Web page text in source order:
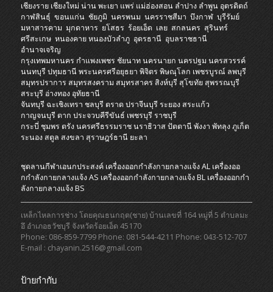
เชียงราย เชียงใหม่ น่านพะเยา แพร่ แม่ฮ่องสอน ลำปาง ลำพูน อุตรดิตถ์
กาฬสินธุ์ ขอนแก่น ชัยภูมิ นครพนม นครราชสีมา บึงกาฬ บุรีรัมย์
มหาสารคาม มุกดาหาร ยโสธร ร้อยเอ็ด เลย สกลนคร สุรินทร์
ศรีสะเกษ หนองคายหนองบัวลำภู อุดรธานี อุบลราชธานี
อำนาจเจริญ
กรุงเทพมหานคร กำแพงเพชร ชัยนาทนครนายก นครปฐม นครสวรรค์
นนทบุรีปทุมธานีพระนครศรีอยุธยา พิจิตรพิษณุโลก เพชรบูรณ์ ลพบุรี
สมุทรปราการสมุทรสงคราม สมุทรสาครสิงห์บุรี สุโขทัยสุพรรณบุรี
สระบุรี อ่างทอง อุทัยธานี
จันทบุรี ฉะเชิงเทรา ชลบุรี ตราดปราจีนบุรีระยองสระแก้ว
กาญจนบุรีตาก ประจวบคีรีขันธ์ เพชรบุรีราชบุรี
กระบี่ ชุมพร ตรังนครศรีธรรมราชนราธิวาสปัตตานีพังงา พัทลุงภูเก็ต
ระนอง สตูล สงขลา สุราษฎร์ธานี ยะลา
ชุดลานกีฬาเอนกประสงค์ เครื่องออกกําลังกายกลางแจ้ง AL เครื่องออ
กกําลังกายกลางแจ้ง AS เครื่องออกกําลังกายกลางแจ้ง BL เครื่องออกกํา
ลังกายกลางแจ้ง BS
เหล็กไหลการช่าง โดยคุณธนกฤต(ชาย) บ้านเลขที่ 164 หมู่ที่ 5 ตำบลมะ
อึ อำเภอธวัชบุรี จังหวัดร้อยเอ็ด 45170
Phone: 086-859-7799 Phone: 081-544-4211 Phone: 043-512-707
E-mail : chayanin.2516@gmail.com
ป้ายกำกับ